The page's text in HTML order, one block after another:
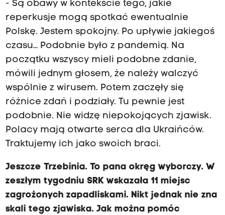
- Są obawy w kontekście tego, jakie
reperkusje mogą spotkać ewentualnie
Polskę. Jestem spokojny. Po upływie jakiegoś
czasu… Podobnie było z pandemią. Na
początku wszyscy mieli podobne zdanie,
mówili jednym głosem, że należy walczyć
wspólnie z wirusem. Potem zaczęły się
różnice zdań i podziały. Tu pewnie jest
podobnie. Nie widzę niepokojących zjawisk.
Polacy mają otwarte serca dla Ukraińców.
Traktujemy ich jako swoich braci.
Jeszcze Trzebinia. To pana okręg wyborczy. W
zeszłym tygodniu SRK wskazała 11 miejsc
zagrożonych zapadliskami. Nikt jednak nie zna
skali tego zjawiska. Jak można pomóc